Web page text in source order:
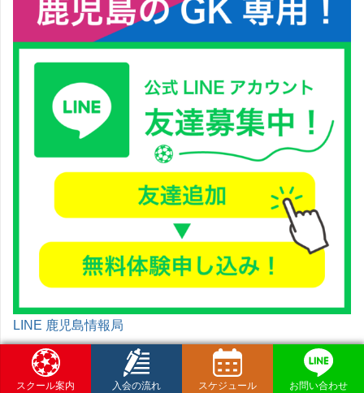
LINE 鹿児島情報局
スクール案内 入会の流れ スケジュール お問い合わせ